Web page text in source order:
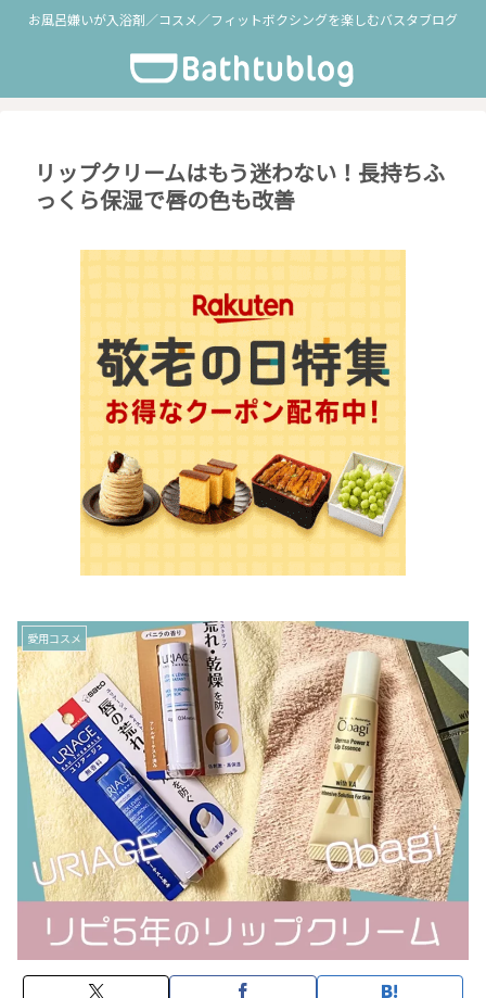
お風呂嫌いが入浴剤／コスメ／フィットボクシングを楽しむバスタブログ
リップクリームはもう迷わない！長持ちふ
っくら保湿で唇の色も改善
愛用コスメ